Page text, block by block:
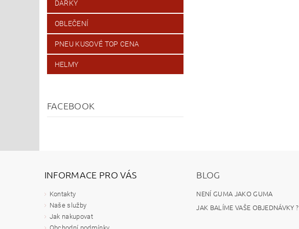
DÁRKY
OBLEČENÍ
PNEU KUSOVÉ TOP CENA
HELMY
FACEBOOK
INFORMACE PRO VÁS
Kontakty
Naše služby
Jak nakupovat
BLOG
NENÍ GUMA JAKO GUMA
JAK BALÍME VAŠE OBJEDNÁVKY ?